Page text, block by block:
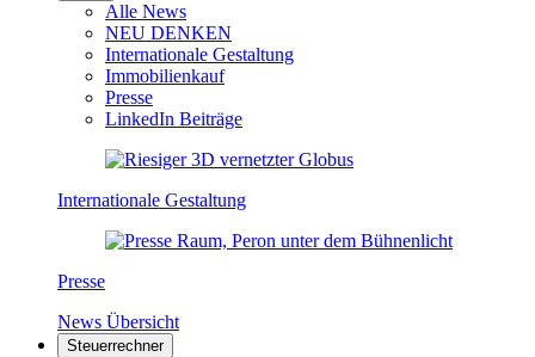
Alle News
NEU DENKEN
Internationale Gestaltung
Immobilienkauf
Presse
LinkedIn Beiträge
Internationale Gestaltung
Presse
News Übersicht
Steuerrechner